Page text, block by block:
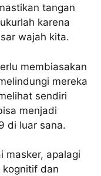
tangan
karena
wajah kita.
membiasakan
mereka
sendiri
menjadi
di luar sana.
masker, apalagi
kognitif dan